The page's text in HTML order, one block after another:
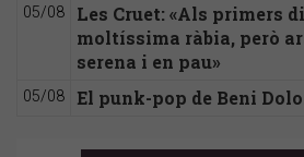
05/08
Les Cruet: «Als primers
moltíssima ràbia, però
serena i en pau»
05/08 El punk-pop de Beni